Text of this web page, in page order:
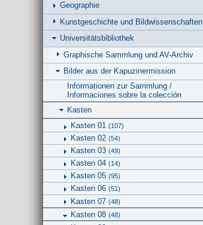
Geographie
Kunstgeschichte und Bildwissenschaften
Universitätsbibliothek
Graphische Sammlung und AV-Archiv
Bilder aus der Kapuzinermission
Informationen zur Sammlung /
Informaciones sobre la colección
Kasten
Kasten 01 (107)
Kasten 02 (54)
Kasten 03 (49)
Kasten 04 (14)
Kasten 05 (95)
Kasten 06 (51)
Kasten 07 (48)
Kasten 08 (48)